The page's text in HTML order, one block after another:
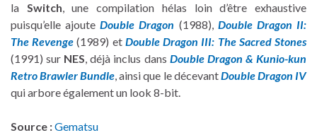
la Switch, une compilation hélas loin d’être exhaustive
puisqu’elle ajouteDouble Dragon (1988), Double Dragon II:
The Revenge (1989) et Double Dragon III: The Sacred Stones
(1991) sur NES, déjà inclus dans Double Dragon & Kunio-kun
Retro Brawler Bundle, ainsi que le décevantDouble Dragon IV
qui arbore également un look 8-bit.
Source :Gematsu